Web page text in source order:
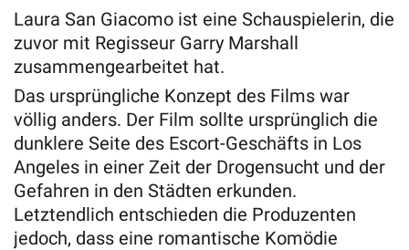
Laura San Giacomo ist eine Schauspielerin, die
zuvor mit Regisseur Garry Marshall
zusammengearbeitet hat.
Das ursprüngliche Konzept des Films war
völlig anders. Der Film sollte ursprünglich die
dunklere Seite des Escort-Geschäfts in Los
Angeles in einer Zeit der Drogensucht und der
Gefahren in den Städten erkunden.
Letztendlich entschieden die Produzenten
jedoch, dass eine romantische Komödie